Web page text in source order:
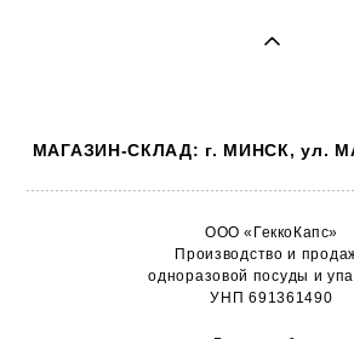
МАГАЗИН-СКЛАД: г. МИНСК, ул.
ООО «ГеккоКапс»
Производство и
одноразовой посуды и
УНП 691361490